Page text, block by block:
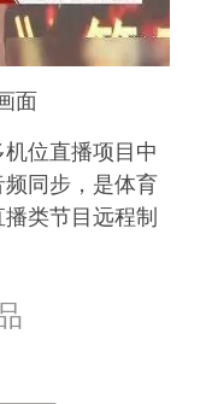
面
位直播项目中
同步，是体育
类节目远程制